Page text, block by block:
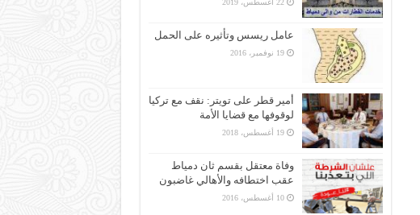
22 أغسطس، 2019
عامل ريسس وتأثيره على الحمل
19 نوفمبر، 2016
أمير قطر على تويتر: نقف مع تركيا
لوقوفها مع قضايا الأمة
19 أغسطس، 2018
وفاة معتقل بقسم ثان دمياط
عقب اختطافه والأهالي غاضبون
10 أغسطس، 2016